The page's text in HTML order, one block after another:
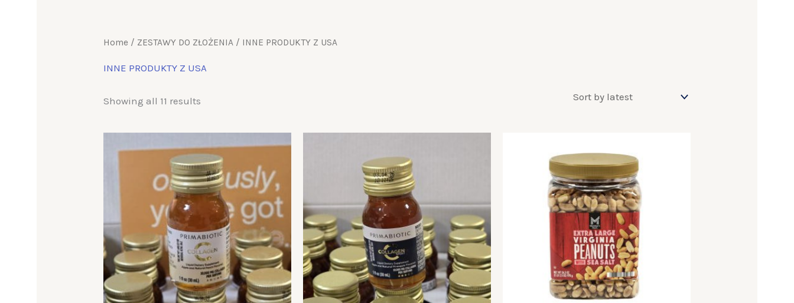
Home / ZESTAWY DO ZŁOŻENIA / INNE PRODUKTY Z USA
INNE PRODUKTY Z USA
Showing all 11 results